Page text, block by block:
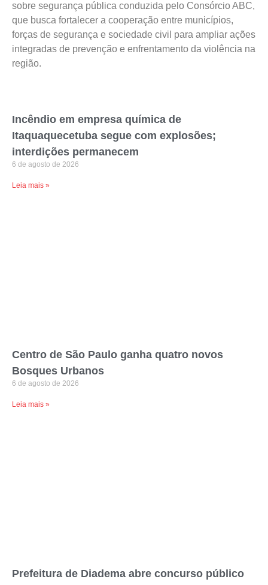
sobre segurança pública conduzida pelo Consórcio ABC,
que busca fortalecer a cooperação entre municípios,
forças de segurança e sociedade civil para ampliar ações
integradas de prevenção e enfrentamento da violência na
região.
Incêndio em empresa química de
Itaquaquecetuba segue com explosões;
interdições permanecem
6 de agosto de 2026
Leia mais »
Centro de São Paulo ganha quatro novos
Bosques Urbanos
6 de agosto de 2026
Leia mais »
Prefeitura de Diadema abre concurso público